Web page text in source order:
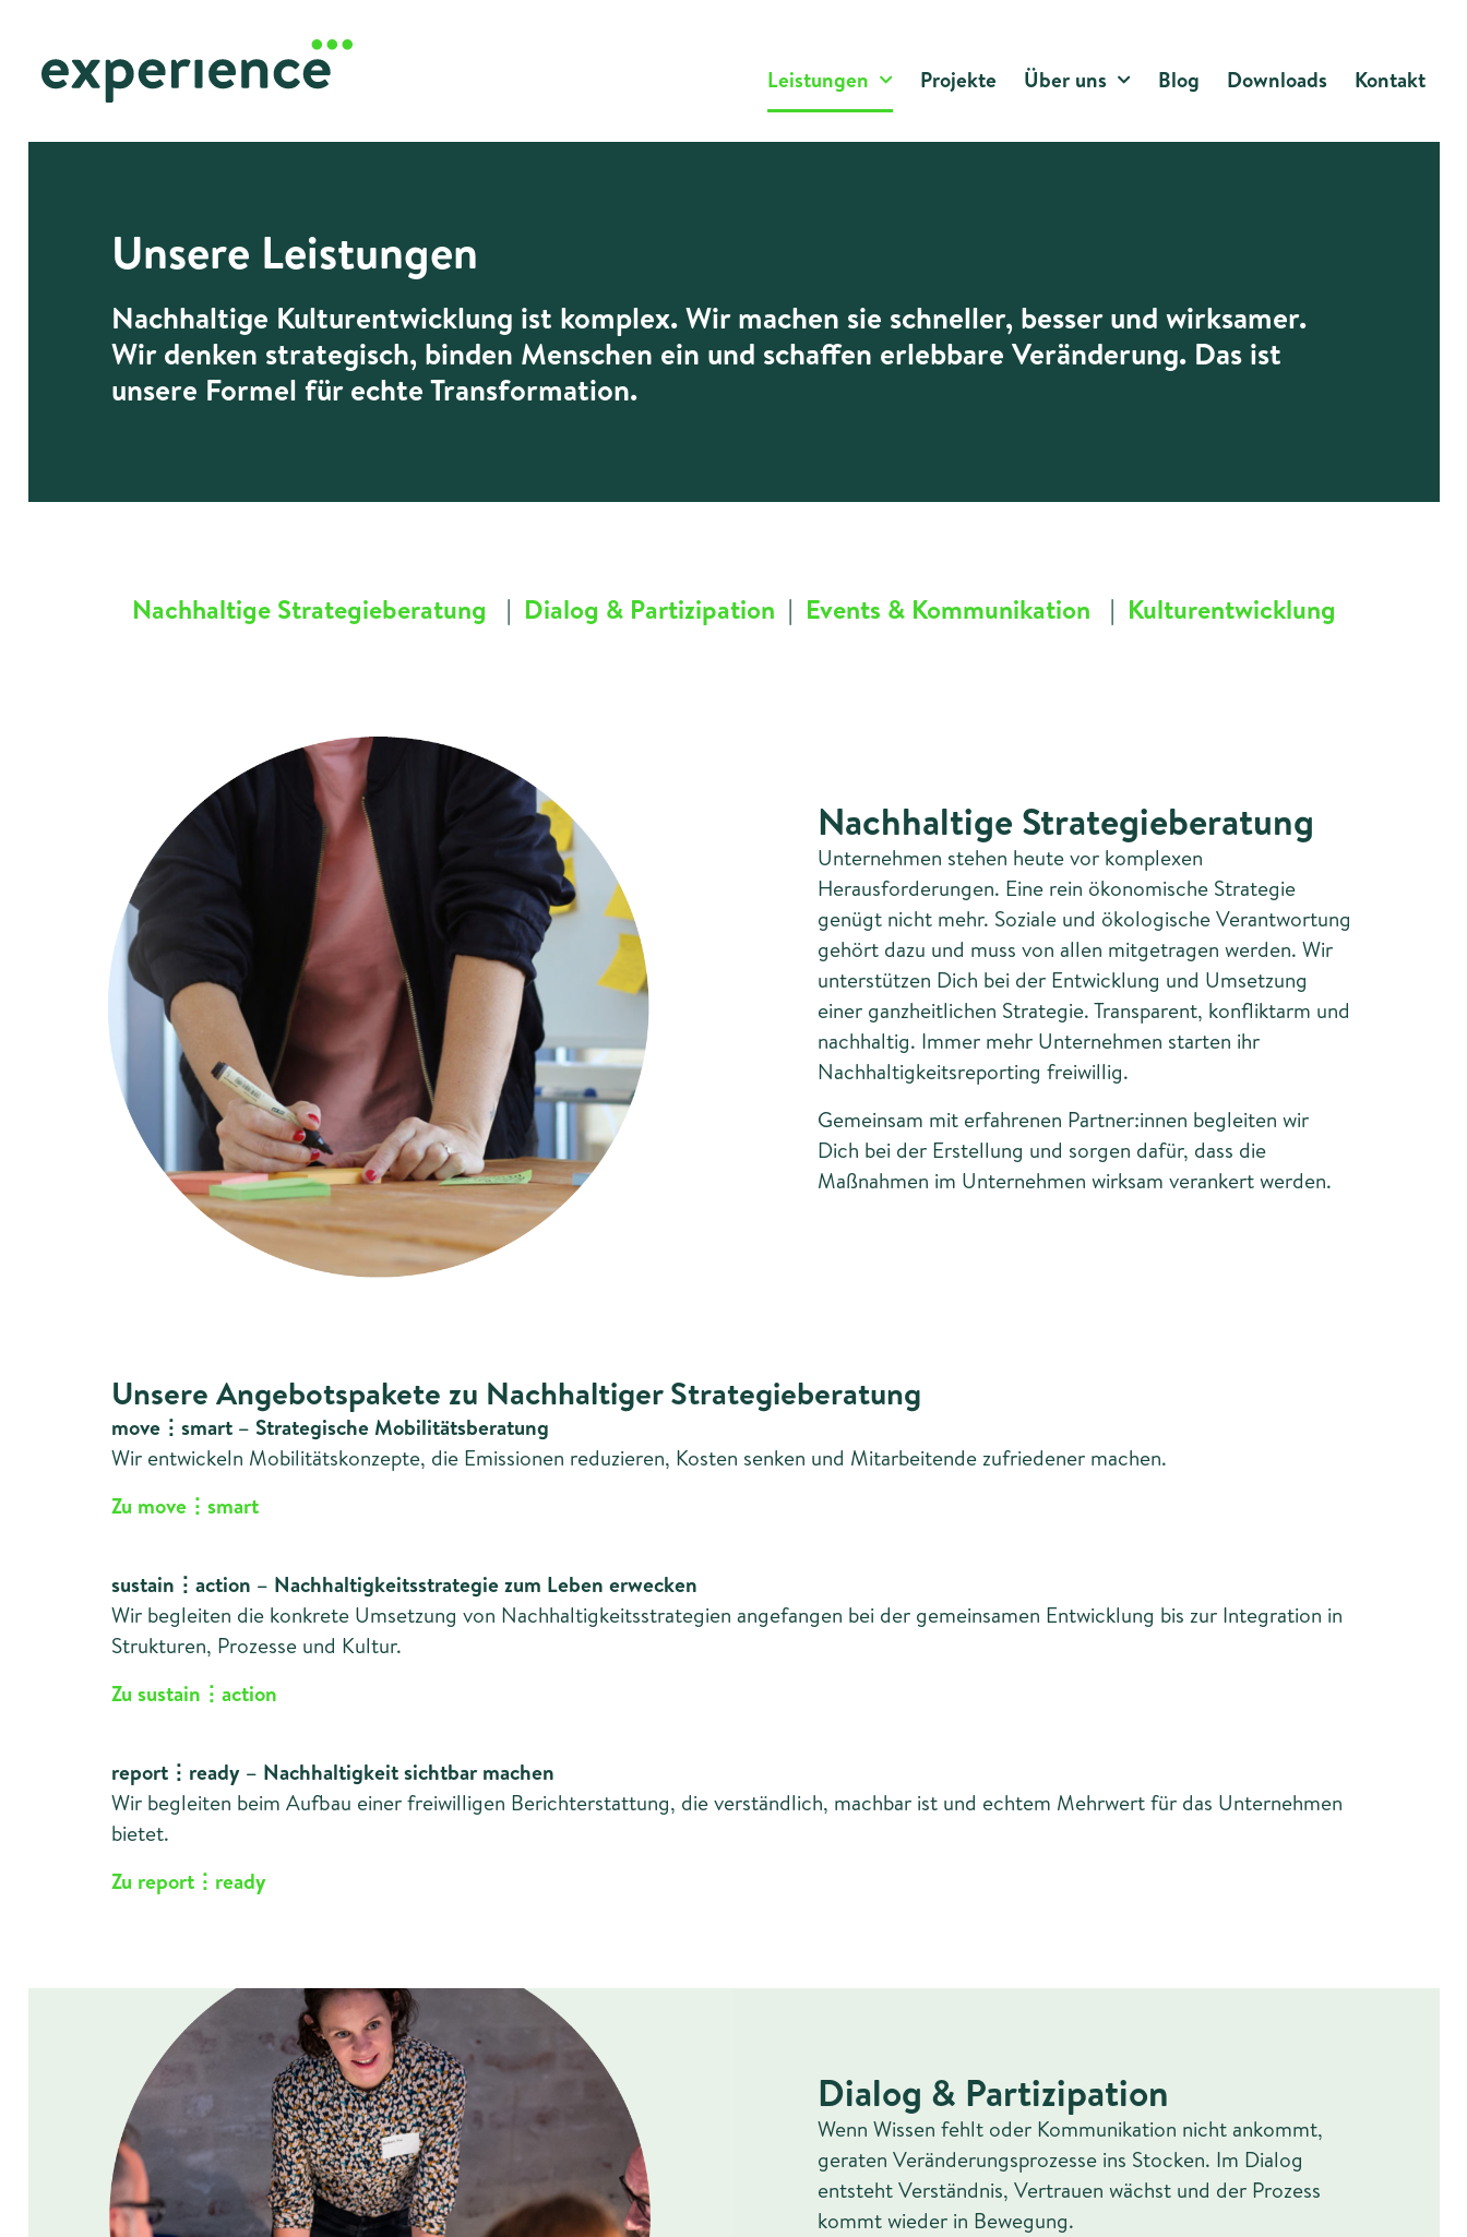
Leistungen Projekte Über uns Blog Downloads Kontakt
Unsere Leistungen
Nachhaltige Kulturentwicklung ist komplex. Wir machen sie schneller, besser und wirksamer.
Wir denken strategisch, binden Menschen ein und schaffen erlebbare Veränderung. Das ist
unsere Formel für echte Transformation.
Nachhaltige Strategieberatung | Dialog & Partizipation | Events & Kommunikation | Kulturentwicklung
Nachhaltige Strategieberatung
Unternehmen stehen heute vor komplexen
Herausforderungen. Eine rein ökonomische Strategie
genügt nicht mehr. Soziale und ökologische Verantwortung
gehört dazu und muss von allen mitgetragen werden. Wir
unterstützen Dich bei der Entwicklung und Umsetzung
einer ganzheitlichen Strategie. Transparent, konfliktarm und
nachhaltig. Immer mehr Unternehmen starten ihr
Nachhaltigkeitsreporting freiwillig.
Gemeinsam mit erfahrenen Partner:innen begleiten wir
Dich bei der Erstellung und sorgen dafür, dass die
Maßnahmen im Unternehmen wirksam verankert werden.
Unsere Angebotspakete zu Nachhaltiger Strategieberatung
move⋮smart – Strategische Mobilitätsberatung
Wir entwickeln Mobilitätskonzepte, die Emissionen reduzieren, Kosten senken und Mitarbeitende zufriedener machen.
Zu move⋮smart
sustain⋮action – Nachhaltigkeitsstrategie zum Leben erwecken
Wir begleiten die konkrete Umsetzung von Nachhaltigkeitsstrategien angefangen bei der gemeinsamen Entwicklung bis zur Integration in
Strukturen, Prozesse und Kultur.
Zu sustain⋮action
report⋮ready – Nachhaltigkeit sichtbar machen
Wir begleiten beim Aufbau einer freiwilligen Berichterstattung, die verständlich, machbar ist und echtem Mehrwert für das Unternehmen
bietet.
Zu report⋮ready
Dialog & Partizipation
Wenn Wissen fehlt oder Kommunikation nicht ankommt,
geraten Veränderungsprozesse ins Stocken. Im Dialog
entsteht Verständnis, Vertrauen wächst und der Prozess
kommt wieder in Bewegung.